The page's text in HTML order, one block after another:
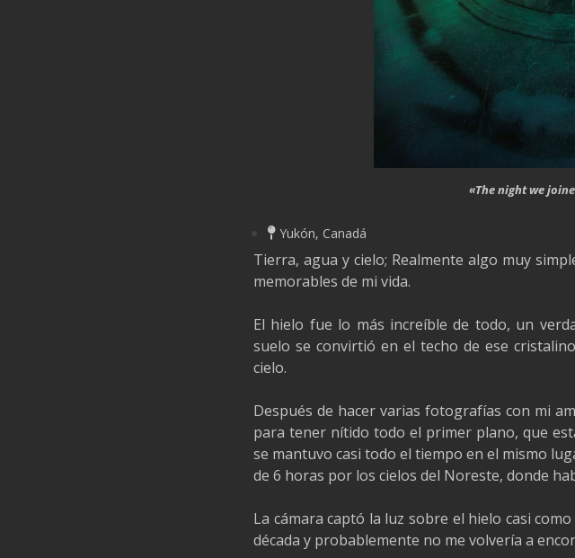
«The night we
Yukón, Canadá
Tierra, agua y cielo; Realmente algo muy
memorables de mi vida.
El hielo fue lo más increíble de todo, un
suelo se convirtió en el techo de ese
cielo.
Después de hacer varias fotografías con mi
para tener nítido todo el primer plano, que
se mantuvo casi todo el tiempo en el mismo
de 6 horas por los cielos del Noreste, donde
La cámara captó la luz sobre el hielo casi
década y probablemente no me volvería a